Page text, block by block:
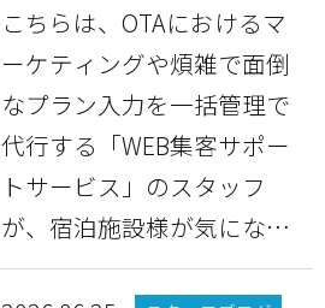
こちらは、OTAにおけるマ
ーケティングや煩雑で面倒
なプラン入力を一括管理で
代行する「WEB集客サポー
トサービス」のスタッフ
が、宿泊施設様が気になっ
ている情報や豆知識な...